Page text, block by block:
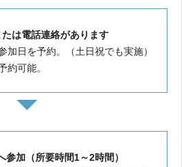
は電話連絡があります
加日を予約。（土日祝でも実施）
約可能。
加（所要時間1～2時間）